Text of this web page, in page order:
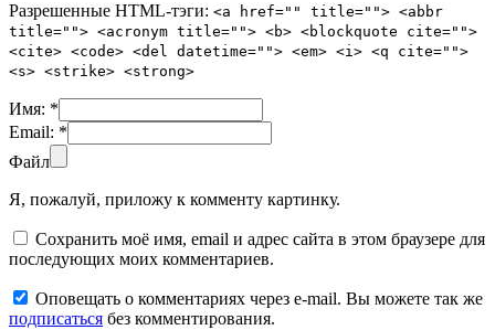
Разрешенные HTML-тэги: <a href="" title=""> <abbr
title=""> <acronym title=""> <b> <blockquote cite="">
<cite> <code> <del datetime=""> <em> <i> <q cite="">
<s> <strike> <strong>
Имя: *
Email: *
Файл
Я, пожалуй, приложу к комменту картинку.
Сохранить моё имя, email и адрес сайта в этом браузере для
последующих моих комментариев.
Оповещать о комментариях через e-mail. Вы можете так же
подписаться без комментирования.